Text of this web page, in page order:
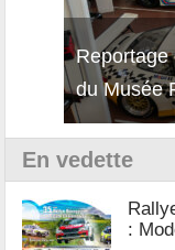
12Cilindri
En vedette
: